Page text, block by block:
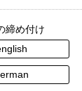
締め付け